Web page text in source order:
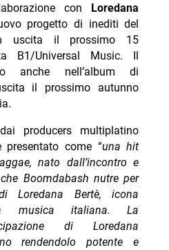
con Loredana
progetto di inediti del
uscita il prossimo 15
B1/Universal Music. Il
anche nell’album di
il prossimo autunno
producers multiplatino
presentato come “una hit
nato dall’incontro e
Boomdabash nutre per
Loredana Bertè, icona
musica italiana. La
di Loredana
rendendolo potente e